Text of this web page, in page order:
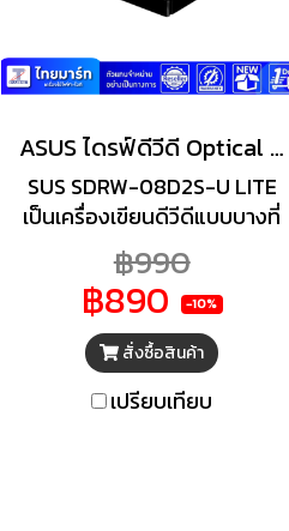
ASUS ไดรฟ์ดีวีดี Optical Drive External SDRW-08D2S-U
SUS SDRW-08D2S-U LITE
เป็นเครื่องเขียนดีวีดีแบบบางที่
มีความเร็ว 8 เท่า ดีไซน์ทันสมัย
และพกพาสะดวก รูปลักษณ์ได้
รับแรงบันดาลใจจากเพชรทำให้
ผลิตภัณฑ์มีความโดดเด่นในทุก
มุมมอง คุณสมบัติเพิ่มเติม
ได้แก่ USB 2.0 และ E-Green
฿990
฿890 -10%
สั่งซื้อสินค้า
เปรียบเทียบ